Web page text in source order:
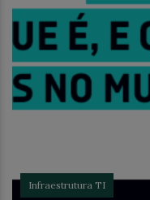
Infraestrutura TI